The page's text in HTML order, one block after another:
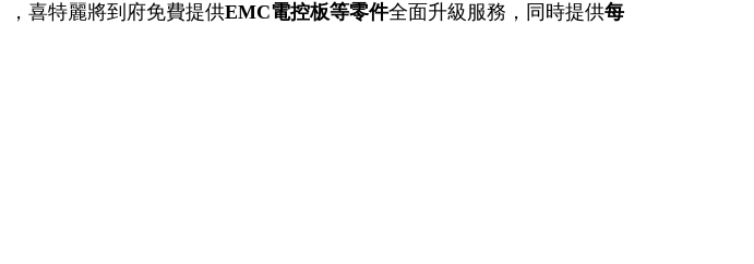
，喜特麗將到府免費提供EMC電控板等零件全面升級服務 ，同時提供每